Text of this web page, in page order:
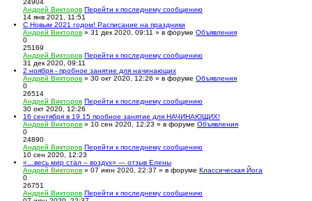
Андрей Викторов Перейти к последнему сообщению
14 янв 2021, 11:51
С Новым 2021 годом! Расписание на праздники
Андрей Викторов » 31 дек 2020, 09:11 » в форуме Объявления
0
25169
Андрей Викторов Перейти к последнему сообщению
31 дек 2020, 09:11
2 ноября - пробное занятие для начинающих
Андрей Викторов » 30 окт 2020, 12:26 » в форуме Объявления
0
26514
Андрей Викторов Перейти к последнему сообщению
30 окт 2020, 12:26
16 сентября в 19.15 пробное занятие для НАЧИНАЮЩИХ!
Андрей Викторов » 10 сен 2020, 12:23 » в форуме Объявления
0
24890
Андрей Викторов Перейти к последнему сообщению
10 сен 2020, 12:23
«…весь мир стал – воздух» — отзыв Елены
Андрей Викторов » 07 июн 2020, 22:37 » в форуме Классическая Йога
0
26751
Андрей Викторов Перейти к последнему сообщению